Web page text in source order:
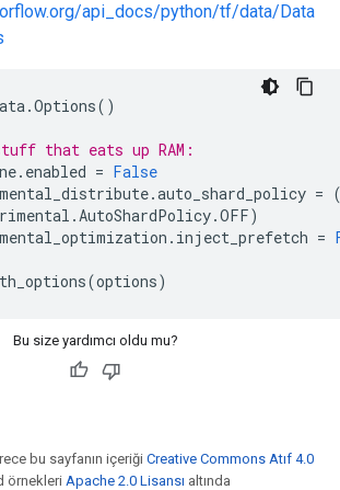
api_docs/python/tf/data/Data
.Options()
that eats up RAM:
. enabled = False
.auto_shard_policy =
.AutoShardPolicy.OFF)
. inject_prefetch =
(options)
Bu size yardımcı oldu mu?
bu sayfanın içeriği Creative Commons Atıf 4.0
örnekleri Apache 2.0 Lisansı altında